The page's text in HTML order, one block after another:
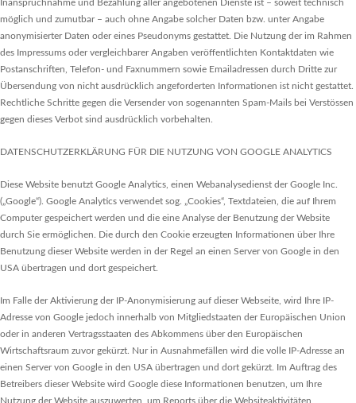
Inanspruchnahme und Bezahlung aller angebotenen Dienste ist – soweit technisch
möglich und zumutbar – auch ohne Angabe solcher Daten bzw. unter Angabe
anonymisierter Daten oder eines Pseudonyms gestattet. Die Nutzung der im Rahmen
des Impressums oder vergleichbarer Angaben veröffentlichten Kontaktdaten wie
Postanschriften, Telefon- und Faxnummern sowie Emailadressen durch Dritte zur
Übersendung von nicht ausdrücklich angeforderten Informationen ist nicht gestattet.
Rechtliche Schritte gegen die Versender von sogenannten Spam-Mails bei Verstössen
gegen dieses Verbot sind ausdrücklich vorbehalten.
DATENSCHUTZERKLÄRUNG FÜR DIE NUTZUNG VON GOOGLE ANALYTICS
Diese Website benutzt Google Analytics, einen Webanalysedienst der Google Inc.
(„Google“). Google Analytics verwendet sog. „Cookies“, Textdateien, die auf Ihrem
Computer gespeichert werden und die eine Analyse der Benutzung der Website
durch Sie ermöglichen. Die durch den Cookie erzeugten Informationen über Ihre
Benutzung dieser Website werden in der Regel an einen Server von Google in den
USA übertragen und dort gespeichert.
Im Falle der Aktivierung der IP-Anonymisierung auf dieser Webseite, wird Ihre IP-
Adresse von Google jedoch innerhalb von Mitgliedstaaten der Europäischen Union
oder in anderen Vertragsstaaten des Abkommens über den Europäischen
Wirtschaftsraum zuvor gekürzt. Nur in Ausnahmefällen wird die volle IP-Adresse an
einen Server von Google in den USA übertragen und dort gekürzt. Im Auftrag des
Betreibers dieser Website wird Google diese Informationen benutzen, um Ihre
Nutzung der Website auszuwerten, um Reports über die Websiteaktivitäten